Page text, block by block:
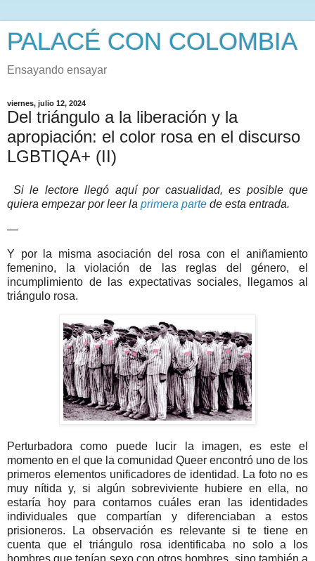
PALACÉ CON COLOMBIA
Ensayando ensayar
viernes, julio 12, 2024
Del triángulo a la liberación y la
apropiación: el color rosa en el discurso
LGBTIQA+ (II)
Si le lectore llegó aquí por casualidad, es posible que
quiera empezar por leer la primera parte de esta entrada.
—
Y por la misma asociación del rosa con el aniñamiento
femenino, la violación de las reglas del género, el
incumplimiento de las expectativas sociales, llegamos al
triángulo rosa.
Perturbadora como puede lucir la imagen, es este el
momento en el que la comunidad Queer encontró uno de los
primeros elementos unificadores de identidad. La foto no es
muy nítida y, si algún sobreviviente hubiere en ella, no
estaría hoy para contarnos cuáles eran las identidades
individuales que compartían y diferenciaban a estos
prisioneros. La observación es relevante si te tiene en
cuenta que el triángulo rosa identificaba no solo a los
hombres que tenían sexo con otros hombres, sino también a